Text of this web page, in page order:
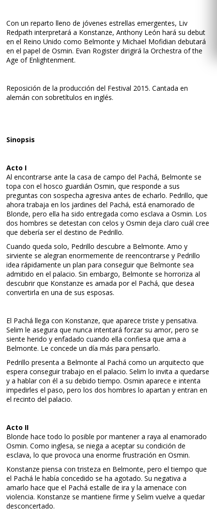
Con un reparto lleno de jóvenes estrellas emergentes, Liv
Redpath interpretará a Konstanze, Anthony León hará su debut
en el Reino Unido como Belmonte y Michael Mofidian debutará
en el papel de Osmin. Evan Rogister dirigirá la Orchestra of the
Age of Enlightenment.
Reposición de la producción del Festival 2015. Cantada en
alemán con sobretítulos en inglés.
Sinopsis
Acto I
Al encontrarse ante la casa de campo del Pachá, Belmonte se
topa con el hosco guardián Osmin, que responde a sus
preguntas con sospecha agresiva antes de echarlo. Pedrillo, que
ahora trabaja en los jardines del Pachá, está enamorado de
Blonde, pero ella ha sido entregada como esclava a Osmin. Los
dos hombres se detestan con celos y Osmin deja claro cuál cree
que debería ser el destino de Pedrillo.
Cuando queda solo, Pedrillo descubre a Belmonte. Amo y
sirviente se alegran enormemente de reencontrarse y Pedrillo
idea rápidamente un plan para conseguir que Belmonte sea
admitido en el palacio. Sin embargo, Belmonte se horroriza al
descubrir que Konstanze es amada por el Pachá, que desea
convertirla en una de sus esposas.
El Pachá llega con Konstanze, que aparece triste y pensativa.
Selim le asegura que nunca intentará forzar su amor, pero se
siente herido y enfadado cuando ella confiesa que ama a
Belmonte. Le concede un día más para pensarlo.
Pedrillo presenta a Belmonte al Pachá como un arquitecto que
espera conseguir trabajo en el palacio. Selim lo invita a quedarse
y a hablar con él a su debido tiempo. Osmin aparece e intenta
impedirles el paso, pero los dos hombres lo apartan y entran en
el recinto del palacio.
Acto II
Blonde hace todo lo posible por mantener a raya al enamorado
Osmin. Como inglesa, se niega a aceptar su condición de
esclava, lo que provoca una enorme frustración en Osmin.
Konstanze piensa con tristeza en Belmonte, pero el tiempo que
el Pachá le había concedido se ha agotado. Su negativa a
amarlo hace que el Pachá estalle de ira y la amenace con
violencia. Konstanze se mantiene firme y Selim vuelve a quedar
desconcertado.